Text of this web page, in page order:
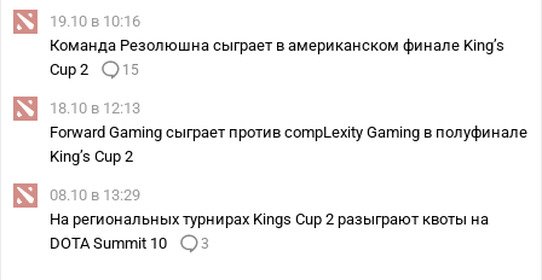
19.10 в 10:16
Команда Резолюшна сыграет в американском финале King’s
Cup 2
15
18.10 в 12:13
Forward Gaming сыграет против compLexity Gaming в полуфинале
King’s Cup 2
08.10 в 13:29
На региональных турнирах Kings Cup 2 разыграют квоты на
DOTA Summit 10
3